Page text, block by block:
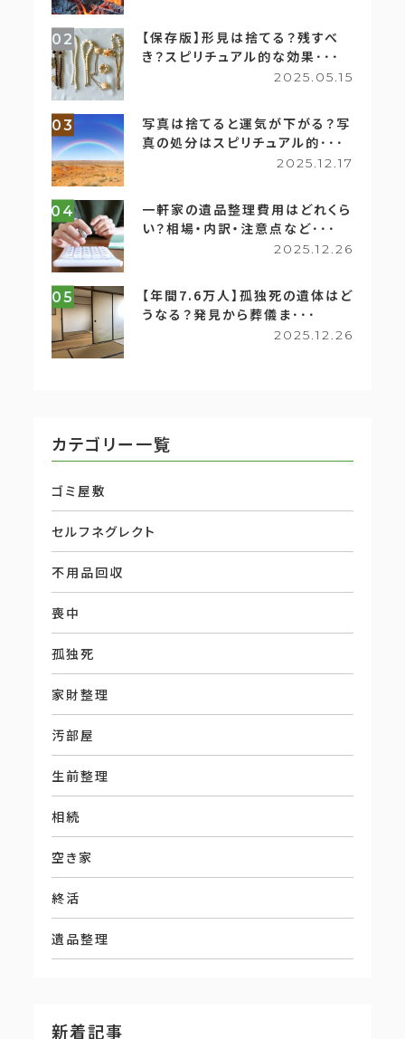
02
【保存版】形見は捨てる？残すべ
き？スピリチュアル的な効果･･･
2025.05.15
03
写真は捨てると運気が下がる？写
真の処分はスピリチュアル的･･･
2025.12.17
04
一軒家の遺品整理費用はどれくら
い？相場・内訳・注意点など･･･
2025.12.26
05
【年間7.6万人】孤独死の遺体はど
うなる？発見から葬儀ま･･･
2025.12.26
カテゴリー一覧
ゴミ屋敷
セルフネグレクト
不用品回収
喪中
孤独死
家財整理
汚部屋
生前整理
相続
空き家
終活
遺品整理
新着記事